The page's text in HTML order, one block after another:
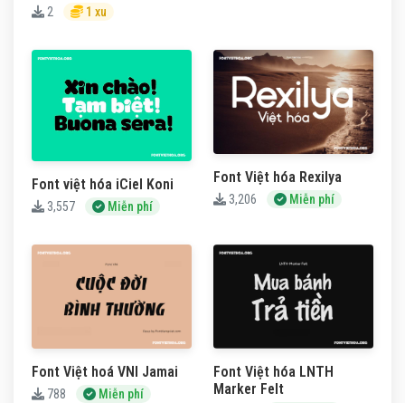
2 1 xu
Font việt hóa iCiel Koni
3,557 Miễn phí
Font Việt hóa Rexilya
3,206 Miễn phí
Font Việt hoá VNI Jamai
788 Miễn phí
Font Việt hóa LNTH
Marker Felt